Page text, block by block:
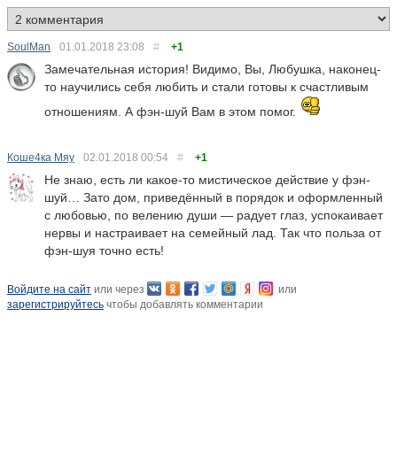
SoulMan 01.01.2018 23:08 # +1
Замечательная история! Видимо, Вы, Любушка, наконец-
то научились себя любить и стали готовы к счастливым
отношениям. А фэн-шуй Вам в этом помог.
Коше4ка Мяу 02.01.2018 00:54 # +1
Не знаю, есть ли какое-то мистическое действие у фэн-
шуй… Зато дом, приведённый в порядок и оформленный
с любовью, по велению души — радует глаз, успокаивает
нервы и настраивает на семейный лад. Так что польза от
фэн-шуя точно есть!
Войдите на сайт или через
или
зарегистрируйтесь чтобы добавлять комментарии